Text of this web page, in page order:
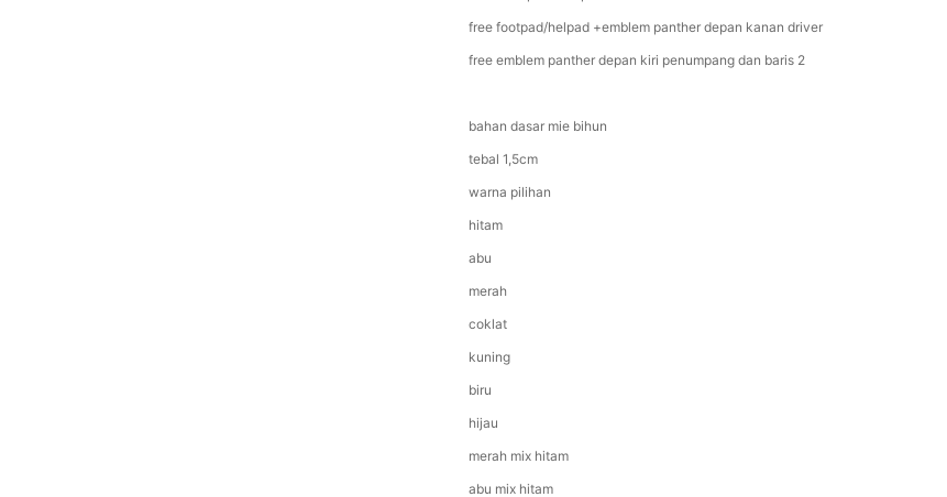
free footpad/helpad +emblem panther depan kanan driver
free emblem panther depan kiri penumpang dan baris 2
bahan dasar mie bihun
tebal 1,5cm
warna pilihan
hitam
abu
merah
coklat
kuning
biru
hijau
merah mix hitam
abu mix hitam